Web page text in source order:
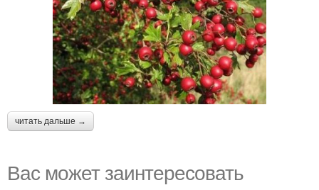
читать дальше →
Вас может заинтересовать